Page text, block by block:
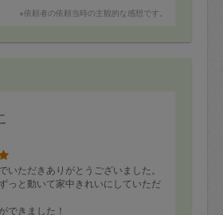
※依頼者の依頼当時の主観的な感想です。
いただきありがとうございました。
っと動いて家中きれいにしていただ
できました！